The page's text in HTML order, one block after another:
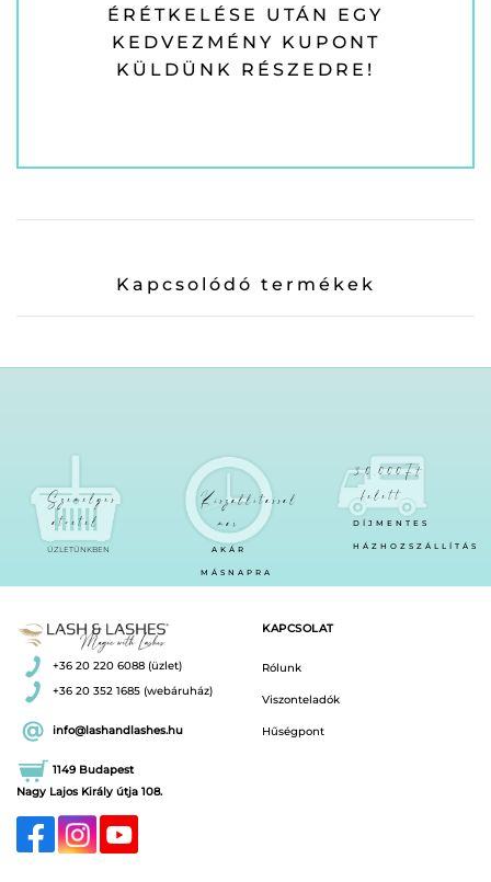
ÉRÉTKELÉSE UTÁN EGY
KEDVEZMÉNY KUPONT
KÜLDÜNK RÉSZEDRE!
Kapcsolódó termékek
Személyes
átvétel
ÜZLETÜNKBEN
Kiszállítással
már
AKÁR
MÁSNAPRA
30.000Ft
felett
DÍJMENTES
HÁZHOZSZÁLLÍTÁS
+36 20 220 6088 (üzlet)
+36 20 352 1685 (webáruház)
info@lashandlashes.hu
1149 Budapest
Nagy Lajos Király útja 108.
KAPCSOLAT
Rólunk
Viszonteladók
Hűségpont